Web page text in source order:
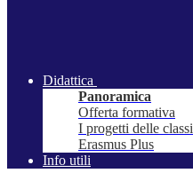
Didattica
Panoramica
Offerta formativa
I progetti delle classi
Erasmus Plus
Info utili